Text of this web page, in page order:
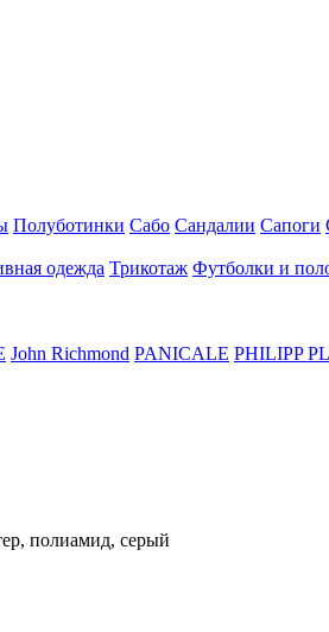
Полуботинки Сабо Сандалии Сапоги
одежда Трикотаж Футболки и
John Richmond PANICALE PHILIPP
полиамид, серый